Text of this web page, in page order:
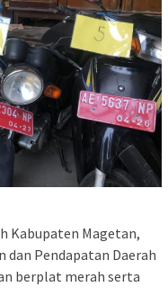
Kabupaten Magetan,
dan Pendapatan Daerah
berplat merah serta